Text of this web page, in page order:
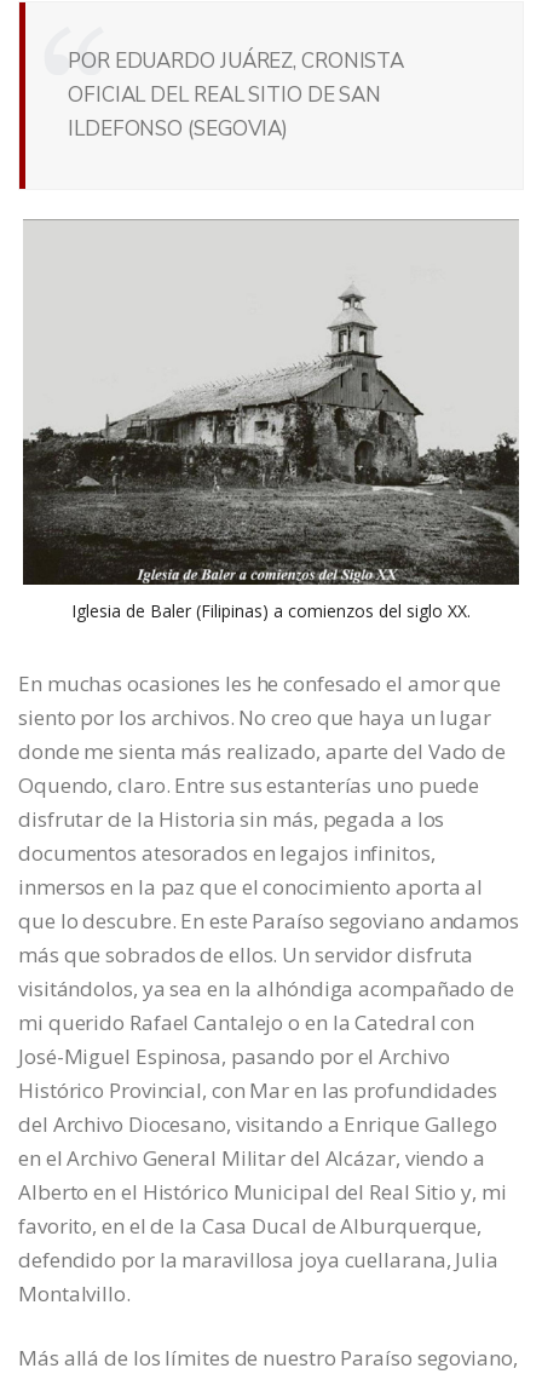
POR EDUARDO JUÁREZ, CRONISTA
OFICIAL DEL REAL SITIO DE SAN
ILDEFONSO (SEGOVIA)
Iglesia de Baler (Filipinas) a comienzos del siglo XX.
En muchas ocasiones les he confesado el amor que
siento por los archivos. No creo que haya un lugar
donde me sienta más realizado, aparte del Vado de
Oquendo, claro. Entre sus estanterías uno puede
disfrutar de la Historia sin más, pegada a los
documentos atesorados en legajos infinitos,
inmersos en la paz que el conocimiento aporta al
que lo descubre. En este Paraíso segoviano andamos
más que sobrados de ellos. Un servidor disfruta
visitándolos, ya sea en la alhóndiga acompañado de
mi querido Rafael Cantalejo o en la Catedral con
José-Miguel Espinosa, pasando por el Archivo
Histórico Provincial, con Mar en las profundidades
del Archivo Diocesano, visitando a Enrique Gallego
en el Archivo General Militar del Alcázar, viendo a
Alberto en el Histórico Municipal del Real Sitio y, mi
favorito, en el de la Casa Ducal de Alburquerque,
defendido por la maravillosa joya cuellarana, Julia
Montalvillo.
Más allá de los límites de nuestro Paraíso segoviano,